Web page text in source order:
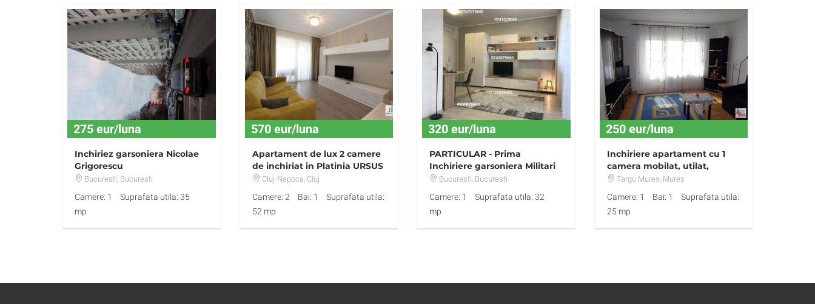
275 eur/luna
Inchiriez garsoniera Nicolae
Grigorescu
Bucuresti, Bucuresti
Camere: 1
Suprafata utila: 35
mp
570 eur/luna
Apartament de lux 2 camere
de inchiriat in Platinia URSUS
Cluj-Napoca, Cluj
Camere: 2 Bai: 1
Suprafata utila:
52 mp
320 eur/luna
PARTICULAR - Prima
Inchiriere garsoniera Militari
Residence
Bucuresti, Bucuresti
Camere: 1
Suprafata utila: 32
mp
250 eur/luna
Inchiriere apartament cu 1
camera mobilat, utilat,
Ultracentral
Targu Mures, Mures
Camere: 1 Bai: 1
Suprafata utila:
25 mp